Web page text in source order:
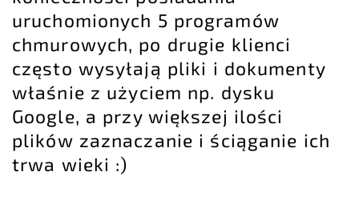
uruchomionych 5 programów
chmurowych, po drugie klienci
często wysyłają pliki i dokumenty
właśnie z użyciem np. dysku
Google, a przy większej ilości
plików zaznaczanie i ściąganie ich
trwa wieki :)